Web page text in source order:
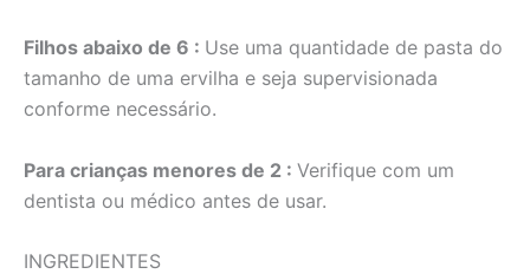
Filhos abaixo de 6 : Use uma quantidade de pasta do
tamanho de uma ervilha e seja supervisionada
conforme necessário.
Para crianças menores de 2 : Verifique com um
dentista ou médico antes de usar.
INGREDIENTES